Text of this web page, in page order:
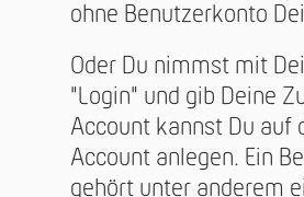
ohne Benutzerkonto
Oder Du nimmst mit
"Login" und gib Deine
Account kannst Du auf
Account anlegen. Ein
gehört unter anderem